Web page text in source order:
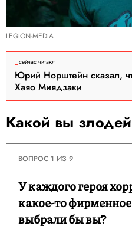
LEGION-MEDIA
сейчас читают
Юрий Норштейн сказал,
Хаяо Миядзаки
Какой вы злодей
ВОПРОС 1 ИЗ 9
У каждого героя
какое-то
выбрали бы вы?